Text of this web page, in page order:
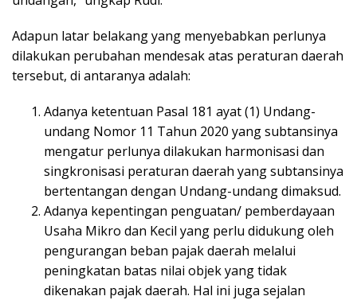
Adapun latar belakang yang menyebabkan perlunya
dilakukan perubahan mendesak atas peraturan daerah
tersebut, di antaranya adalah:
Adanya ketentuan Pasal 181 ayat (1) Undang-
undang Nomor 11 Tahun 2020 yang subtansinya
mengatur perlunya dilakukan harmonisasi dan
singkronisasi peraturan daerah yang subtansinya
bertentangan dengan Undang-undang dimaksud.
Adanya kepentingan penguatan/ pemberdayaan
Usaha Mikro dan Kecil yang perlu didukung oleh
pengurangan beban pajak daerah melalui
peningkatan batas nilai objek yang tidak
dikenakan pajak daerah. Hal ini juga sejalan